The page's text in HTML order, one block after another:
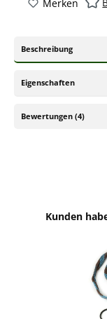
Merken
Beschreibung
Eigenschaften
Bewertungen (4)
Produktgalerie
Kunden